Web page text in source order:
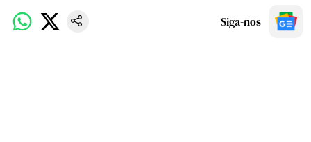
Siga-nos